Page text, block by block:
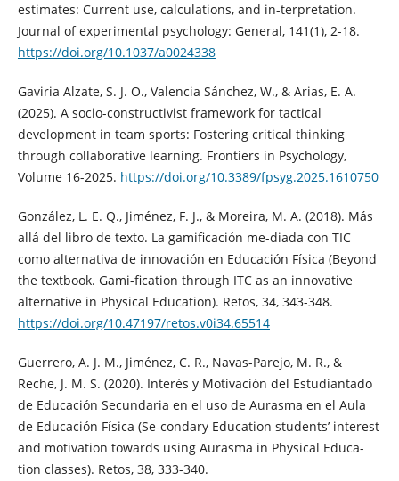
estimates: Current use, calculations, and in-terpretation.
Journal of experimental psychology: General, 141(1), 2-18.
https://doi.org/10.1037/a0024338
Gaviria Alzate, S. J. O., Valencia Sánchez, W., & Arias, E. A.
(2025). A socio-constructivist framework for tactical
development in team sports: Fostering critical thinking
through collaborative learning. Frontiers in Psychology,
Volume 16-2025. https://doi.org/10.3389/fpsyg.2025.1610750
González, L. E. Q., Jiménez, F. J., & Moreira, M. A. (2018). Más
allá del libro de texto. La gamificación me-diada con TIC
como alternativa de innovación en Educación Física (Beyond
the textbook. Gami-fication through ITC as an innovative
alternative in Physical Education). Retos, 34, 343-348.
https://doi.org/10.47197/retos.v0i34.65514
Guerrero, A. J. M., Jiménez, C. R., Navas-Parejo, M. R., &
Reche, J. M. S. (2020). Interés y Motivación del Estudiantado
de Educación Secundaria en el uso de Aurasma en el Aula
de Educación Física (Se-condary Education students’ interest
and motivation towards using Aurasma in Physical Educa-
tion classes). Retos, 38, 333-340.